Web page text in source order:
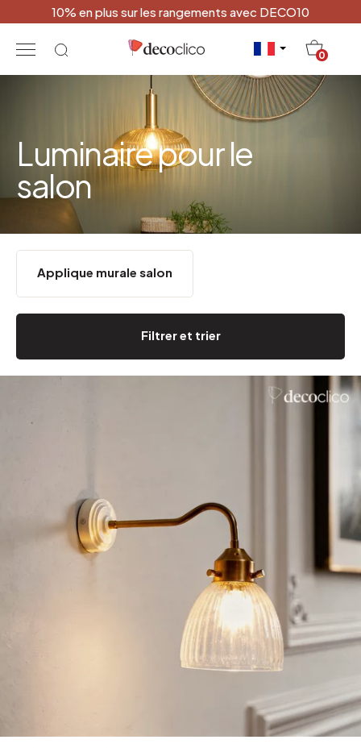
10% en plus sur les rangements avec DECO10
0
Luminaire pour le
salon
Filtrer et trier
Applique murale salon